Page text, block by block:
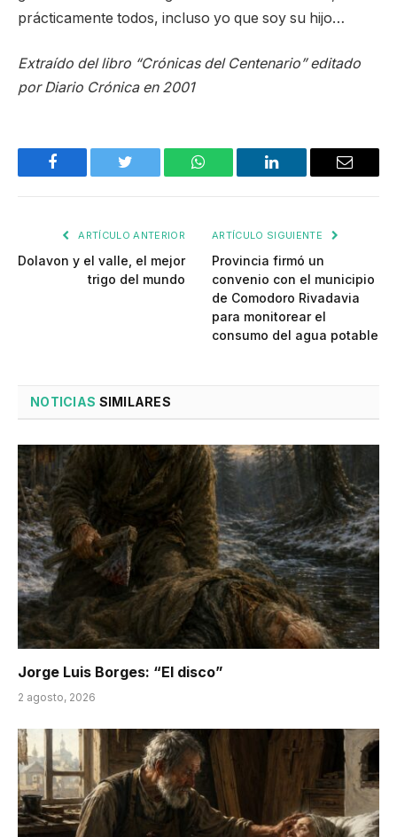
prácticamente todos, incluso yo que soy su hijo…
Extraído del libro “Crónicas del Centenario” editado
por Diario Crónica en 2001
Facebook Twitter WhatsApp LinkedIn Email
ARTÍCULO ANTERIOR
Dolavon y el valle, el mejor
trigo del mundo
ARTÍCULO SIGUIENTE
Provincia firmó un
convenio con el municipio
de Comodoro Rivadavia
para monitorear el
consumo del agua potable
NOTICIAS SIMILARES
Jorge Luis Borges: “El disco”
2 agosto, 2026